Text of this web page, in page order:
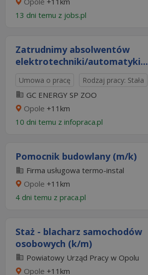
13 dni temu z jobs.pl
Zatrudnimy absolwentów
elektrotechniki/automatyki...
Umowa o pracę Rodzaj pracy: Stała
GC ENERGY SP ZOO
Opole +11km
10 dni temu z infopraca.pl
Pomocnik budowlany (m/k)
Firma usługowa termo-instal
Opole +11km
4 dni temu z praca.pl
Staż - blacharz samochodów
osobowych (k/m)
Powiatowy Urząd Pracy w Opolu
Opole +11km